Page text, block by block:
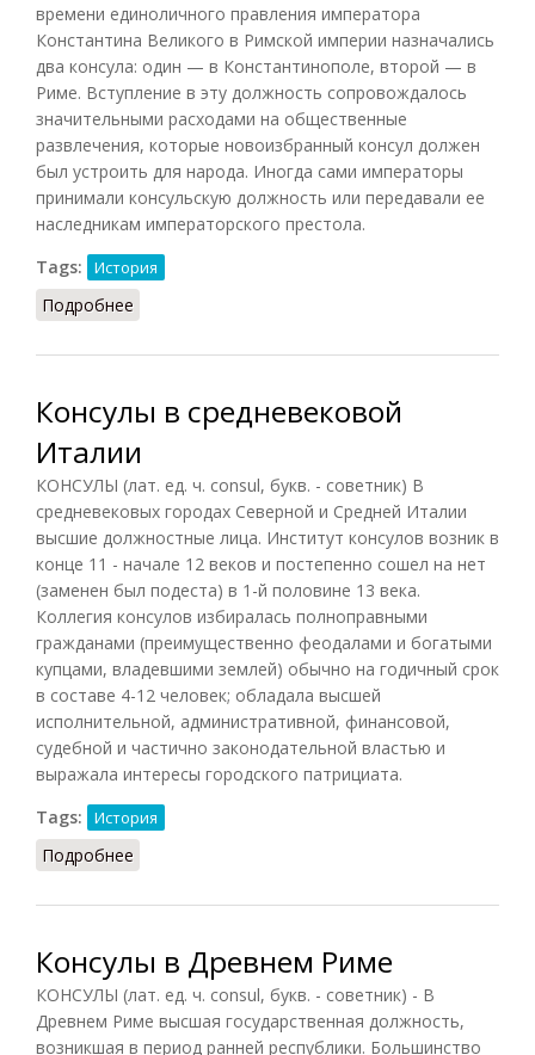
времени единоличного правления императора
Константина Великого в Римской империи назначались
два консула: один — в Константинополе, второй — в
Риме. Вступление в эту должность сопровождалось
значительными расходами на общественные
развлечения, которые новоизбранный консул должен
был устроить для народа. Иногда сами императоры
принимали консульскую должность или передавали ее
наследникам императорского престола.
Tags:
История
Подробнее
Консулы в средневековой
Италии
КОНСУЛЫ (лат. ед. ч. consul, букв. - советник) В
средневековых городах Северной и Средней Италии
высшие должностные лица. Институт консулов возник в
конце 11 - начале 12 веков и постепенно сошел на нет
(заменен был подеста) в 1-й половине 13 века.
Коллегия консулов избиралась полноправными
гражданами (преимущественно феодалами и богатыми
купцами, владевшими землей) обычно на годичный срок
в составе 4-12 человек; обладала высшей
исполнительной, административной, финансовой,
судебной и частично законодательной властью и
выражала интересы городского патрициата.
Tags:
История
Подробнее
Консулы в Древнем Риме
КОНСУЛЫ (лат. ед. ч. consul, букв. - советник) - В
Древнем Риме высшая государственная должность,
возникшая в период ранней республики. Большинство